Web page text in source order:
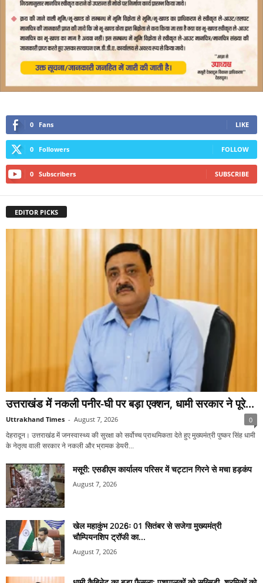
0 Fans LIKE
0 Followers FOLLOW
0 Subscribers SUBSCRIBE
EDITOR PICKS
उत्तराखंड में नकली पनीर-घी पर बड़ा एक्शन, धामी सरकार ने पूरे...
Uttrakhand Times - August 7, 2026 0
देहरादून। उत्तराखंड में जनस्वास्थ्य की सुरक्षा को सर्वोच्च प्राथमिकता देते हुए मुख्यमंत्री पुष्कर सिंह धामी
के नेतृत्व वाली सरकार ने नकली और भ्रामक डेयरी...
मसूरी: एसडीएम कार्यालय परिसर में चट्टान गिरने से मचा हड़कंप
August 7, 2026
खेल महाकुंभ 2026ः 01 सितंबर से सजेगा मुख्यमंत्री
चौम्पियनशिप ट्रॉफी का...
August 7, 2026